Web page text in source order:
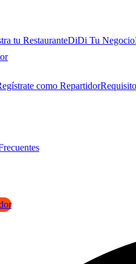
tu RestauranteDiDi Tu Negocio
como Repartidor